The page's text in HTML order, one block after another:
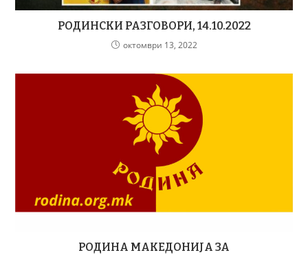
РОДИНСКИ РАЗГОВОРИ, 14.10.2022
октомври 13, 2022
РОДИНА МАКЕДОНИЈА ЗА